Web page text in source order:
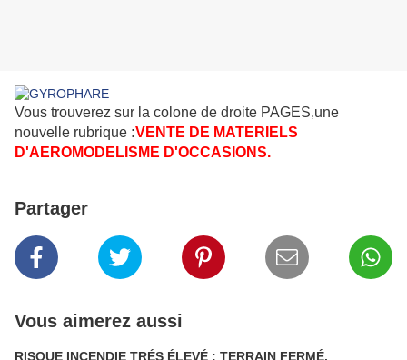
Vous trouverez sur la colone de droite PAGES,une
nouvelle rubrique :VENTE DE MATERIELS
D'AEROMODELISME D'OCCASIONS.
Partager
Vous aimerez aussi
RISQUE INCENDIE TRÉS ÉLEVÉ : TERRAIN FERMÉ.